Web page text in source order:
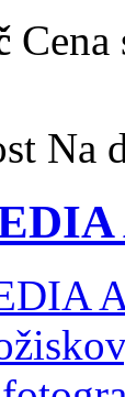
Cena
Na